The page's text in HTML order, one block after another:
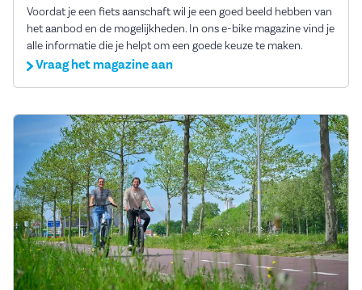
Voordat je een fiets aanschaft wil je een goed beeld hebben van
het aanbod en de mogelijkheden. In ons e-bike magazine vind je
alle informatie die je helpt om een goede keuze te maken.
Vraag het magazine aan